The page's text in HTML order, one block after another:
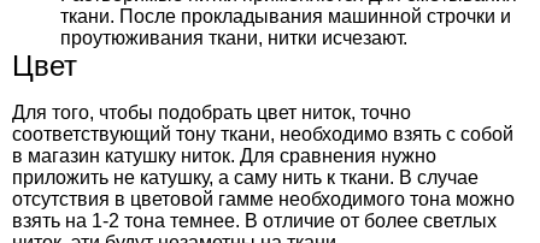
ткани. После прокладывания машинной строчки и
проутюживания ткани, нитки исчезают.
Цвет
Для того, чтобы подобрать цвет ниток, точно
соответствующий тону ткани, необходимо взять с собой
в магазин катушку ниток. Для сравнения нужно
приложить не катушку, а саму нить к ткани. В случае
отсутствия в цветовой гамме необходимого тона можно
взять на 1-2 тона темнее. В отличие от более светлых